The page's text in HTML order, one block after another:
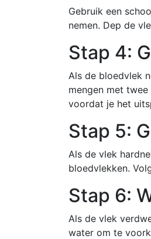
Gebruik een
nemen. Dep de
Stap 4:
Als de bloedvlek
mengen met
voordat je het
Stap 5:
Als de vlek
bloedvlekken.
Stap 6:
Als de vlek
water om te